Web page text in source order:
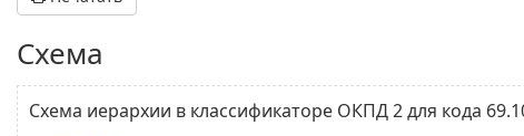
Схема
Схема иерархии в классификаторе ОКПД 2 для кода